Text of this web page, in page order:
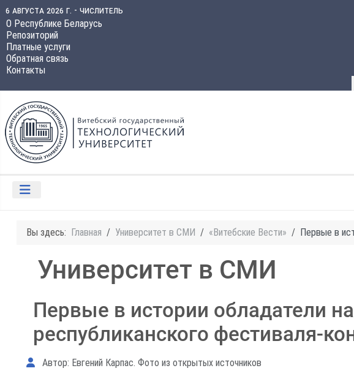
6 августа 2026 г. - числитель
О Республике Беларусь
Репозиторий
Платные услуги
Обратная связь
Контакты
Вы здесь: Главная Университет в СМИ «Витебские Вести» Первые в
Университет в СМИ
Первые в истории обладатели
республиканского фестиваля-
Информация о материале
Автор: Евгений Карпас. Фото из открытых источников